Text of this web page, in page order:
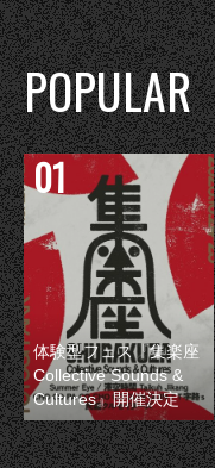
POPULAR
体験型フェス『集楽座
Collective Sounds &
Cultures』開催決定